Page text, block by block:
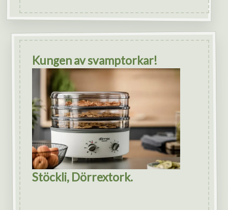
Kungen av svamptorkar!
Stöckli, Dörrextork.